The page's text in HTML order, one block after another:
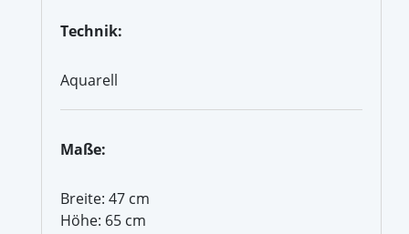
Technik:
Aquarell
Maße:
Breite: 47 cm
Höhe: 65 cm